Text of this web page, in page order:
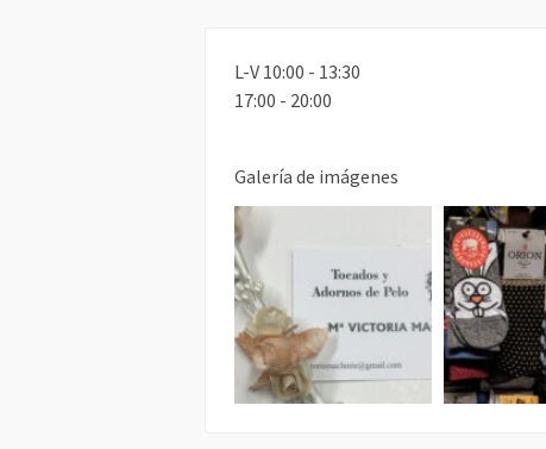
L-V 10:00 - 13:30
17:00 - 20:00
Galería de imágenes